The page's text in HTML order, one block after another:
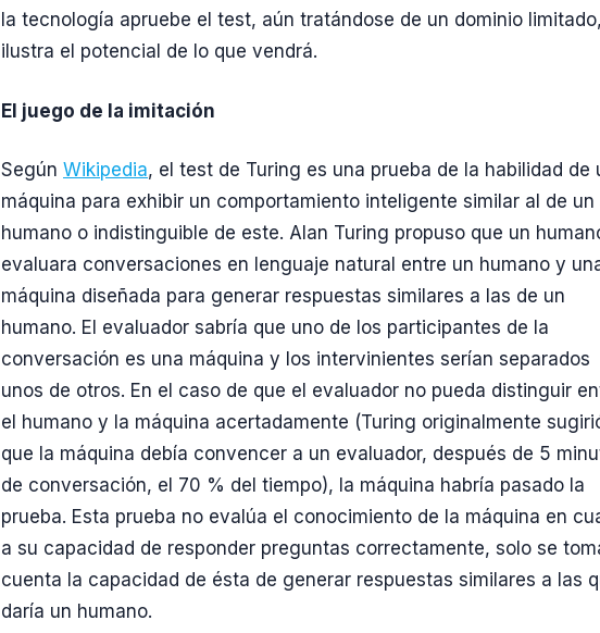
la tecnología apruebe el test, aún tratándose de un dominio limitado,
ilustra el potencial de lo que vendrá.
El juego de la imitación
Según Wikipedia, el test de Turing es una prueba de la habilidad de
máquina para exhibir un comportamiento inteligente similar al de un
humano o indistinguible de este. Alan Turing propuso que un
evaluara conversaciones en lenguaje natural entre un humano y
máquina diseñada para generar respuestas similares a las de un
humano. El evaluador sabría que uno de los participantes de la
conversación es una máquina y los intervinientes serían separados
unos de otros. En el caso de que el evaluador no pueda distinguir
el humano y la máquina acertadamente (Turing originalmente
que la máquina debía convencer a un evaluador, después de 5
de conversación, el 70 % del tiempo), la máquina habría pasado la
prueba. Esta prueba no evalúa el conocimiento de la máquina en
a su capacidad de responder preguntas correctamente, solo se
cuenta la capacidad de ésta de generar respuestas similares a las
daría un humano.